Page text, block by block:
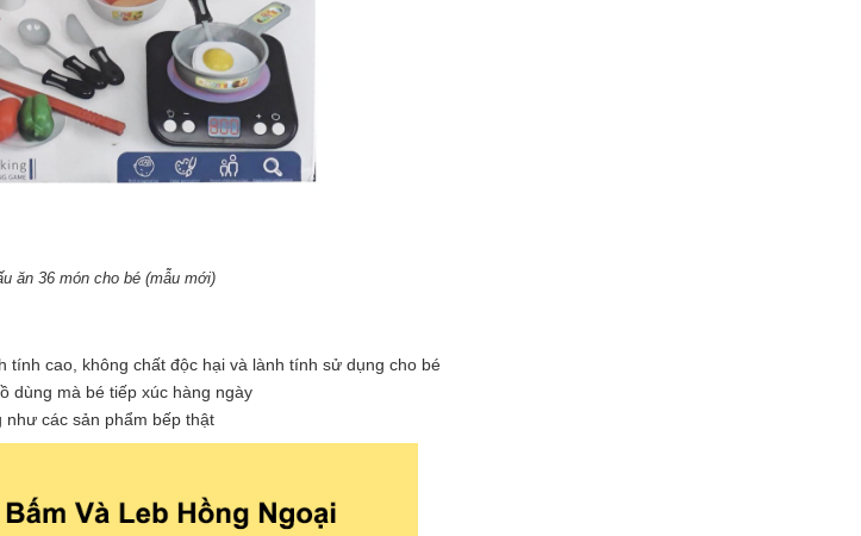
ăn 36 món cho bé (mẫu mới)
tính cao, không chất độc hại và lành tính sử dụng cho bé
dùng mà bé tiếp xúc hàng ngày
như các sản phẩm bếp thật